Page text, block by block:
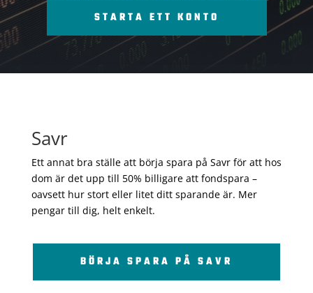
STARTA ETT KONTO
Savr
Ett annat bra ställe att börja spara på Savr för att hos
dom är det upp till 50% billigare att fondspara –
oavsett hur stort eller litet ditt sparande är. Mer
pengar till dig, helt enkelt.
BÖRJA SPARA PÅ SAVR